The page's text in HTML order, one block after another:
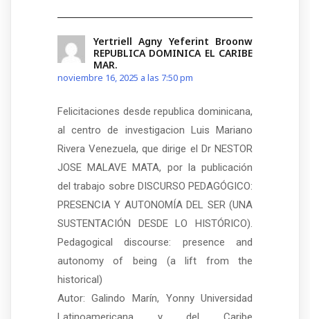
Yertriell Agny Yeferint Broonw
REPUBLICA DOMINICA EL CARIBE
MAR.
noviembre 16, 2025 a las 7:50 pm
Felicitaciones desde republica dominicana,
al centro de investigacion Luis Mariano
Rivera Venezuela, que dirige el Dr NESTOR
JOSE MALAVE MATA, por la publicación
del trabajo sobre DISCURSO PEDAGÓGICO:
PRESENCIA Y AUTONOMÍA DEL SER (UNA
SUSTENTACIÓN DESDE LO HISTÓRICO).
Pedagogical discourse: presence and
autonomy of being (a lift from the
historical)
Autor: Galindo Marín, Yonny Universidad